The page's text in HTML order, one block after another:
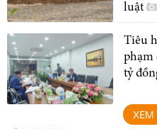
luật
Tiêu
phạm
tỷ
XEM